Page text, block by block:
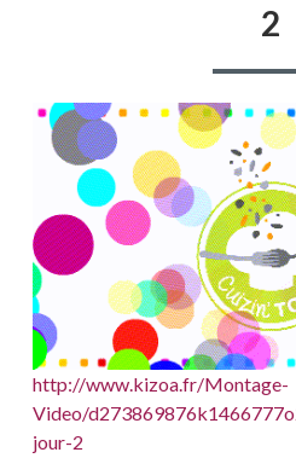
2
http://www.kizoa.fr/Montage-
Video/
jour-2